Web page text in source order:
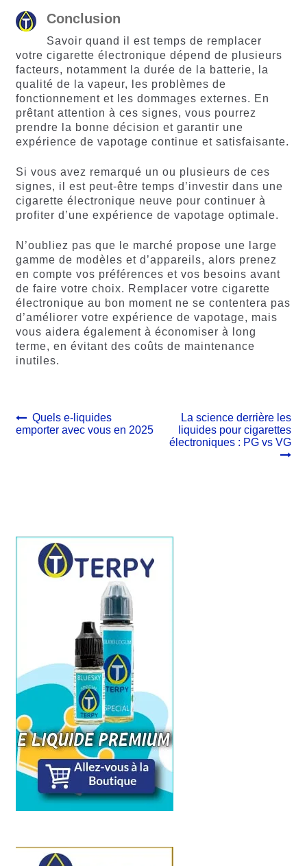
Conclusion
Savoir quand il est temps de remplacer
votre cigarette électronique dépend de plusieurs
facteurs, notamment la durée de la batterie, la
qualité de la vapeur, les problèmes de
fonctionnement et les dommages externes. En
prêtant attention à ces signes, vous pourrez
prendre la bonne décision et garantir une
expérience de vapotage continue et satisfaisante.
Si vous avez remarqué un ou plusieurs de ces
signes, il est peut-être temps d’investir dans une
cigarette électronique neuve pour continuer à
profiter d’une expérience de vapotage optimale.
N’oubliez pas que le marché propose une large
gamme de modèles et d’appareils, alors prenez
en compte vos préférences et vos besoins avant
de faire votre choix. Remplacer votre cigarette
électronique au bon moment ne se contentera pas
d’améliorer votre expérience de vapotage, mais
vous aidera également à économiser à long
terme, en évitant des coûts de maintenance
inutiles.
Navigation
de
Article
précédent :
Quels e-liquides
emporter avec vous en 2025
Article
suivant :
La science derrière les
liquides pour cigarettes
électroniques : PG vs VG